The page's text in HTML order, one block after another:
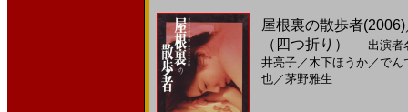
屋根裏の散歩者
（四つ折り）
出演者
井亮子／木下ほうか／でん
也／茅野雅生